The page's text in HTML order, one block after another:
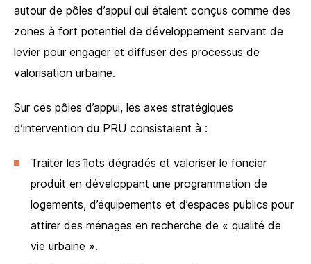
autour de pôles d’appui qui étaient conçus comme des
zones à fort potentiel de développement servant de
levier pour engager et diffuser des processus de
valorisation urbaine.
Sur ces pôles d’appui, les axes stratégiques
d’intervention du PRU consistaient à :
Traiter les îlots dégradés et valoriser le foncier
produit en développant une programmation de
logements, d’équipements et d’espaces publics pour
attirer des ménages en recherche de « qualité de
vie urbaine ».